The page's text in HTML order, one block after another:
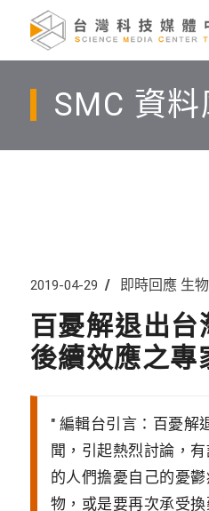
SMC 資料
2019-04-29 即時回應 生
百憂解退出
後續效應之專
編輯台引言：百憂解
聞，引起熱烈討論，
的人們擔憂自己的憂
物，或是要再次承受